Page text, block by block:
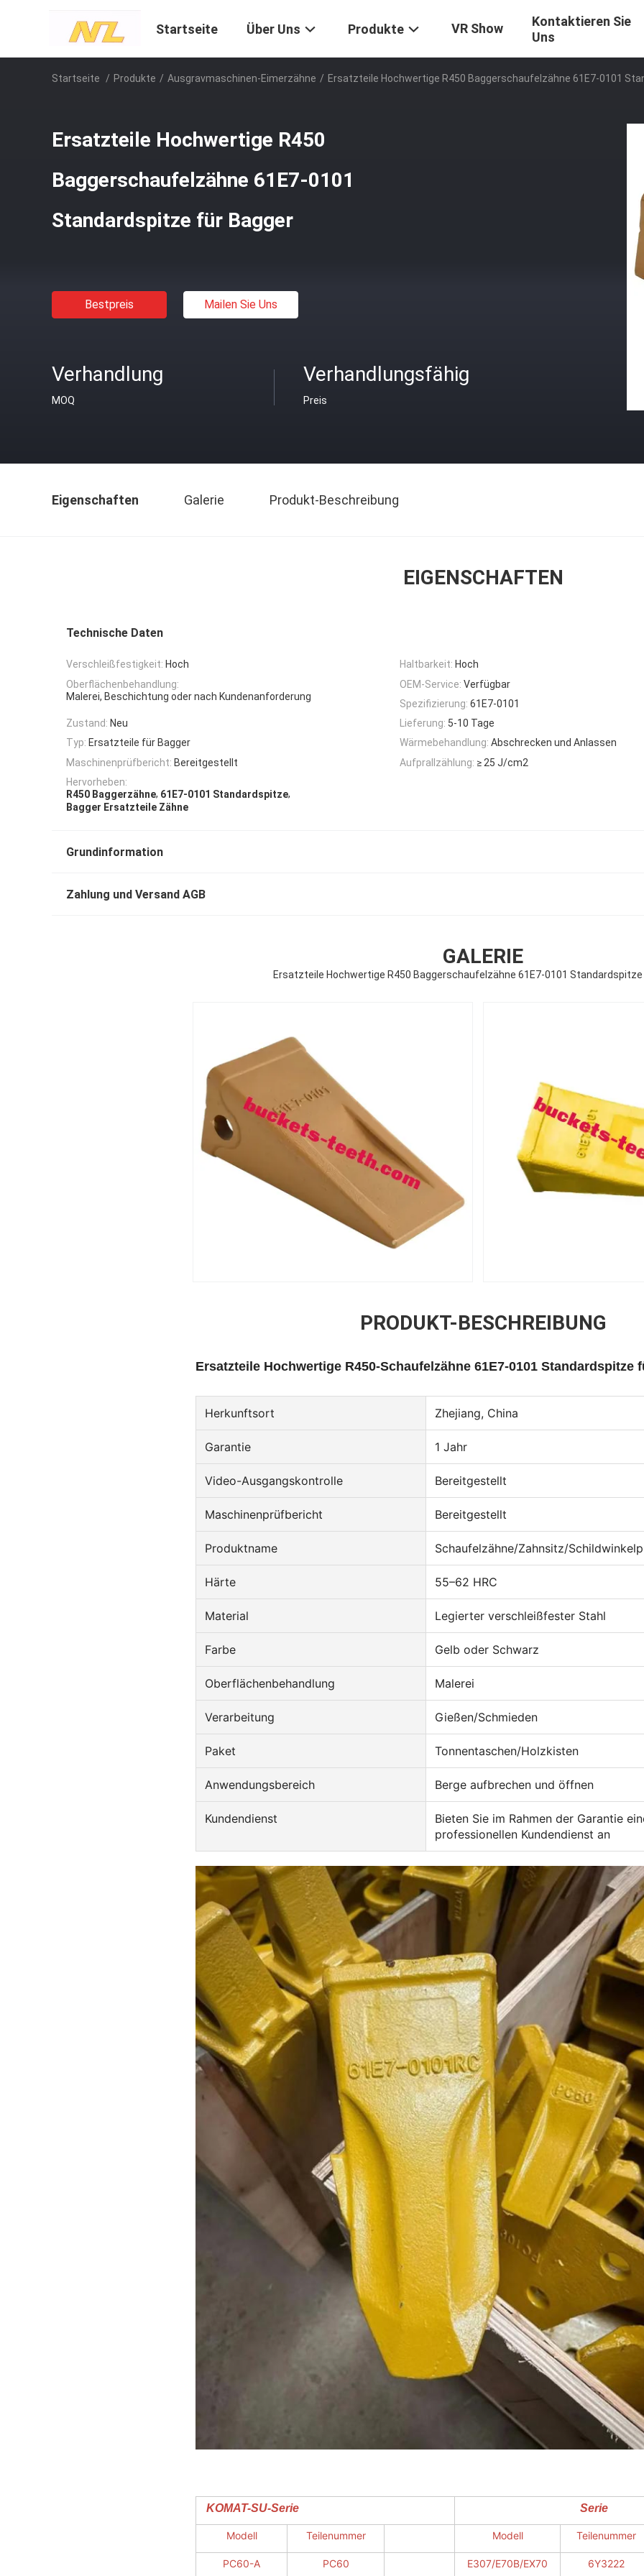
Startseite Über Uns Produkte VR Show
Kontaktieren Sie
Uns
Startseite / Produkte / Ausgravmaschinen-Eimerzähne / Ersatzteile Hochwertige R450 Baggerschaufelzähne 61E7-0101
Ersatzteile Hochwertige R450
Baggerschaufelzähne 61E7-0101
Standardspitze für Bagger
Bestpreis Mailen Sie Uns
Verhandlung
MOQ
Verhandlungsfähig
Preis
Eigenschaften Galerie Produkt-Beschreibung
EIGENSCHAFTEN
Technische Daten
Verschleißfestigkeit: Hoch Haltbarkeit: Hoch
Oberflächenbehandlung:
Malerei, Beschichtung oder nach Kundenanforderung
OEM-Service: Verfügbar
Spezifizierung: 61E7-0101
Zustand: Neu Lieferung: 5-10 Tage
Typ: Ersatzteile für Bagger Wärmebehandlung: Abschrecken und Anlassen
Maschinenprüfbericht: Bereitgestellt Aufprallzählung: ≥ 25 J/cm2
Hervorheben:
R450 Baggerzähne, 61E7-0101 Standardspitze,
Bagger Ersatzteile Zähne
Grundinformation
Zahlung und Versand AGB
GALERIE
Ersatzteile Hochwertige R450 Baggerschaufelzähne 61E7-0101
PRODUKT-BESCHREIBUNG
Ersatzteile Hochwertige R450-Schaufelzähne 61E7-0101 Standardspitze
Herkunftsort Zhejiang, China
Garantie 1 Jahr
Video-Ausgangskontrolle Bereitgestellt
Maschinenprüfbericht Bereitgestellt
Produktname Schaufelzähne/Zahnsitz/
Härte 55–62 HRC
Material Legierter verschleißfester Stahl
Farbe Gelb oder Schwarz
Oberflächenbehandlung Malerei
Verarbeitung Gießen/Schmieden
Paket Tonnentaschen/Holzkisten
Anwendungsbereich Berge aufbrechen und öffnen
Kundendienst
Bieten Sie im Rahmen der Garantie
professionellen Kundendienst an
KOMAT-SU-Serie Serie
Modell Teilenummer Modell Teilenummer
PC60-A PC60 E307/E70B/EX70 6Y3222